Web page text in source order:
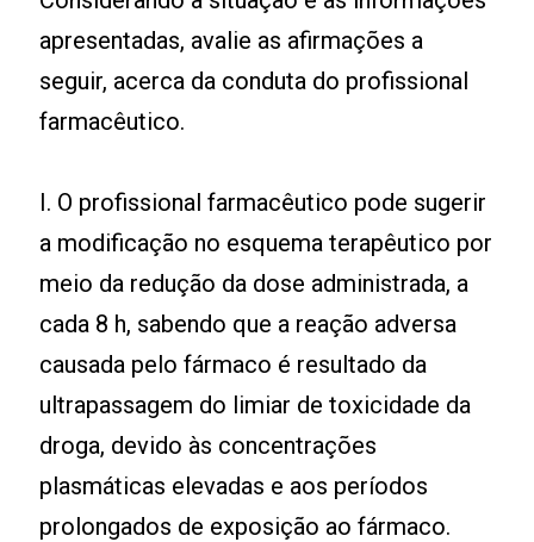
apresentadas, avalie as afirmações a
seguir, acerca da conduta do profissional
farmacêutico.
I. O profissional farmacêutico pode sugerir
a modificação no esquema terapêutico por
meio da redução da dose administrada, a
cada 8 h, sabendo que a reação adversa
causada pelo fármaco é resultado da
ultrapassagem do limiar de toxicidade da
droga, devido às concentrações
plasmáticas elevadas e aos períodos
prolongados de exposição ao fármaco.